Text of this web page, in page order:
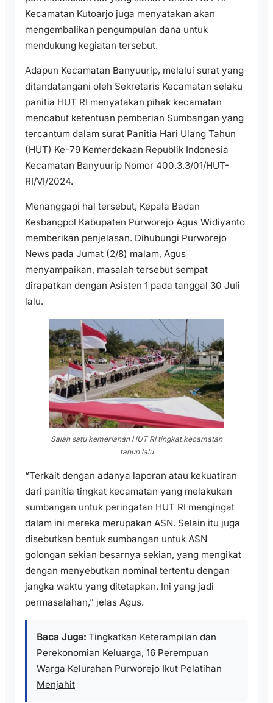
Kecamatan Kutoarjo juga menyatakan akan
mengembalikan pengumpulan dana untuk
mendukung kegiatan tersebut.
Adapun Kecamatan Banyuurip, melalui surat yang
ditandatangani oleh Sekretaris Kecamatan selaku
panitia HUT RI menyatakan pihak kecamatan
mencabut ketentuan pemberian Sumbangan yang
tercantum dalam surat Panitia Hari Ulang Tahun
(HUT) Ke-79 Kemerdekaan Republik Indonesia
Kecamatan Banyuurip Nomor 400.3.3/01/HUT-
RI/VI/2024.
Menanggapi hal tersebut, Kepala Badan
Kesbangpol Kabupaten Purworejo Agus Widiyanto
memberikan penjelasan. Dihubungi Purworejo
News pada Jumat (2/8) malam, Agus
menyampaikan, masalah tersebut sempat
dirapatkan dengan Asisten 1 pada tanggal 30 Juli
lalu.
Salah satu kemeriahan HUT RI tingkat kecamatan
tahun lalu
“Terkait dengan adanya laporan atau kekuatiran
dari panitia tingkat kecamatan yang melakukan
sumbangan untuk peringatan HUT RI mengingat
dalam ini mereka merupakan ASN. Selain itu juga
disebutkan bentuk sumbangan untuk ASN
golongan sekian besarnya sekian, yang mengikat
dengan menyebutkan nominal tertentu dengan
jangka waktu yang ditetapkan. Ini yang jadi
permasalahan,” jelas Agus.
Baca Juga: Tingkatkan Keterampilan dan
Perekonomian Keluarga, 16 Perempuan
Warga Kelurahan Purworejo Ikut Pelatihan
Menjahit